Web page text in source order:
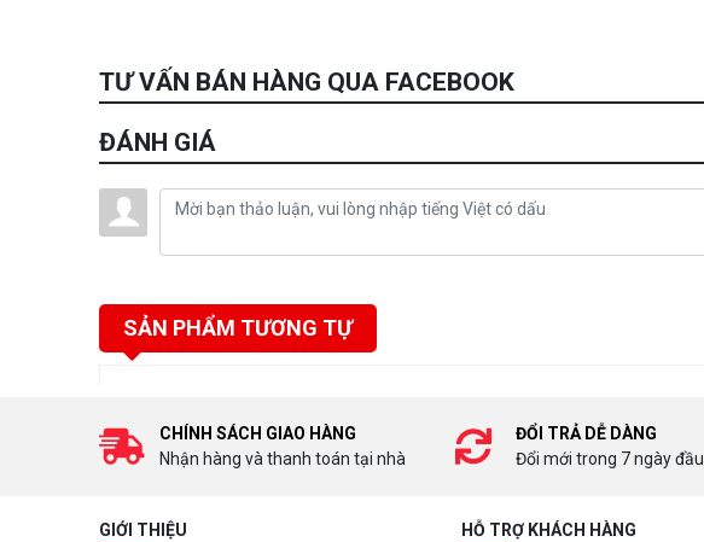
TƯ VẤN BÁN HÀNG QUA FACEBOOK
ĐÁNH GIÁ
SẢN PHẨM TƯƠNG TỰ
CHÍNH SÁCH GIAO HÀNG
Nhận hàng và thanh toán tại nhà
ĐỔI TRẢ DỄ DÀNG
Đổi mới trong 7 ngày đầu
GIỚI THIỆU HỖ TRỢ KHÁCH HÀNG